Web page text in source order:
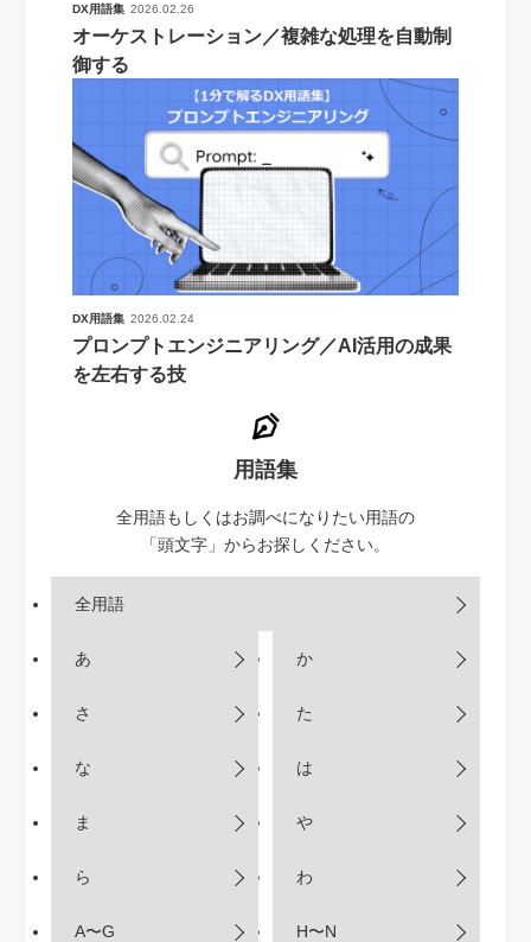
DX用語集 2026.02.26
オーケストレーション／複雑な処理を自動制
御する
DX用語集 2026.02.24
プロンプトエンジニアリング／AI活用の成果
を左右する技
用語集
全用語もしくはお調べになりたい用語の
「頭文字」からお探しください。
全用語
あ か
さ た
な は
ま や
ら わ
A〜G H〜N